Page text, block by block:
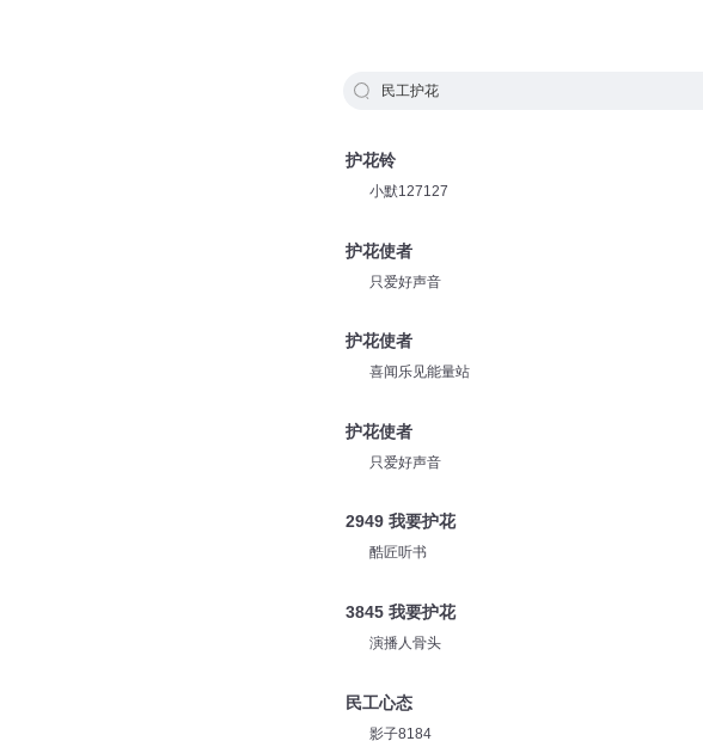
民工护花
护花铃
小默127127
护花使者
只爱好声音
护花使者
喜闻乐见能量站
护花使者
只爱好声音
2949 我要护花
酷匠听书
3845 我要护花
演播人骨头
民工心态
影子8184